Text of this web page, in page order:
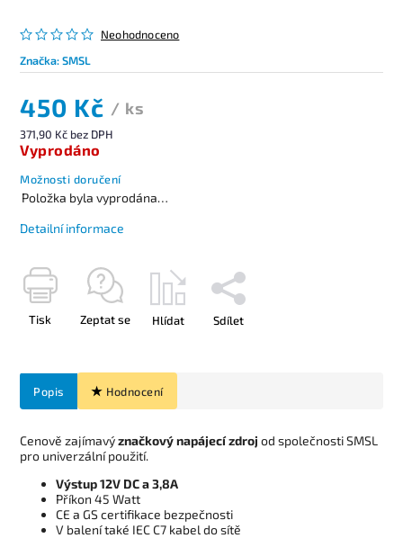
Neohodnoceno
Značka:SMSL
450 Kč / ks
371,90 Kč bez DPH
Vyprodáno
Možnosti doručení
Položka byla vyprodána…
Detailní informace
Tisk Zeptat se Hlídat Sdílet
Popis Hodnocení
Cenově zajímavýznačkový napájecí zdroj od společnosti SMSL
pro univerzální použití.
Výstup 12V DC a 3,8A
Příkon 45 Watt
CE a GS certifikace bezpečnosti
V balení také IEC C7 kabel do sítě